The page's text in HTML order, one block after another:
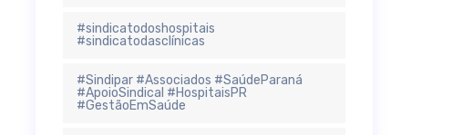
#sindicatodoshospitais
#sindicatodasclínicas
#Sindipar #Associados #SaúdeParaná
#ApoioSindical #HospitaisPR
#GestãoEmSaúde